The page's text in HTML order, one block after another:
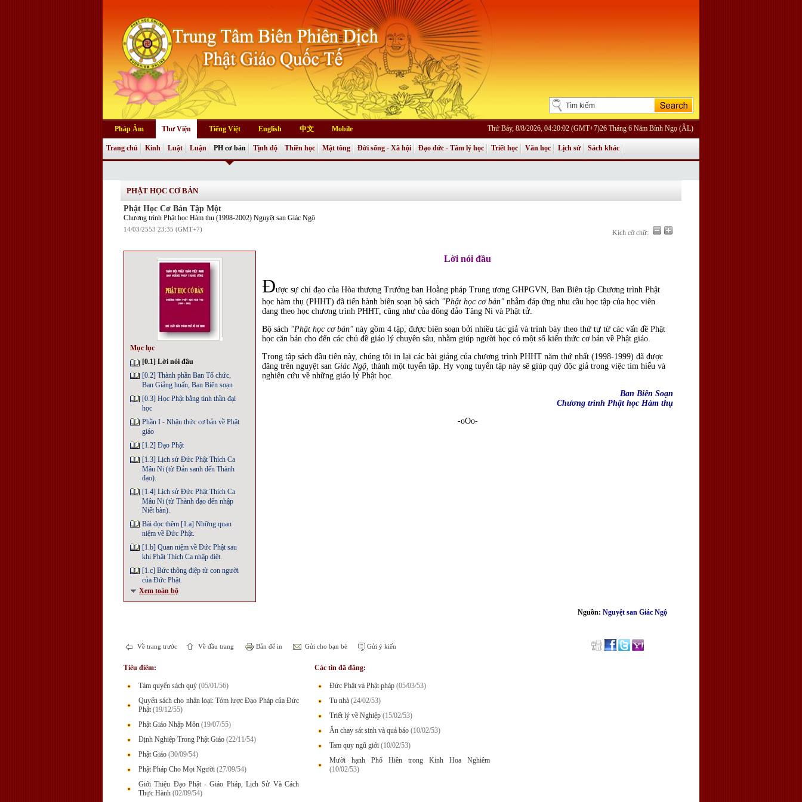
Pháp Âm Thư Viện Tiếng Việt English 中文 Mobile Thứ Bảy, 8/8/2026, 04:20:02 (GMT+7)26 Tháng 6 Năm Bính Ngọ (ÂL)
Trang chủ Kinh Luật Luận PH cơ bản Tịnh độ Thiền học Mật tông Đời sống - Xã hội Đạo đức - Tâm lý học Triết học Văn học Lịch sử Sách khác
PHẬT HỌC CƠ BẢN
Phật Học Cơ Bản Tập Một
Chương trình Phật học Hàm thụ (1998-2002) Nguyệt san Giác Ngộ
14/03/2553 23:35 (GMT+7) Kích cỡ chữ:
Mục lục
[0.1] Lời nói đầu
[0.2] Thành phần Ban Tổ chức,
Ban Giảng huấn, Ban Biên soạn
[0.3] Học Phật bằng tinh thần đại
học
Phần I - Nhận thức cơ bản về Phật
giáo
[1.2] Ðạo Phật
[1.3] Lịch sử Ðức Phật Thích Ca
Mâu Ni (từ Ðản sanh đến Thành
đạo).
[1.4] Lịch sử Ðức Phật Thích Ca
Mâu Ni (từ Thành đạo đến nhập
Niết bàn).
Bài đọc thêm [1.a] Những quan
niệm về Ðức Phật.
[1.b] Quan niệm về Ðức Phật sau
khi Phật Thích Ca nhập diệt.
[1.c] Bức thông điệp từ con người
của Ðức Phật.
Xem toàn bộ
Lời nói đầu
Ðược sự chỉ đạo của Hòa thượng Trưởng ban Hoằng pháp Trung ương GHPGVN, Ban Biên tập Chương trình Phật
học hàm thụ (PHHT) đã tiến hành biên soạn bộ sách "Phật học cơ bản" nhằm đáp ứng nhu cầu học tập của học viên
đang theo học chương trình PHHT, cũng như của đông đảo Tăng Ni và Phật tử.
Bộ sách "Phật học cơ bản" này gồm 4 tập, được biên soạn bởi nhiều tác giả và trình bày theo thứ tự từ các vấn đề Phật
học căn bản cho đến các chủ đề giáo lý chuyên sâu, nhằm giúp người học có một số kiến thức cơ bản về Phật giáo.
Trong tập sách đầu tiên này, chúng tôi in lại các bài giảng của chương trình PHHT năm thứ nhất (1998-1999) đã được
đăng trên nguyệt san Giác Ngộ, thành một tuyển tập. Hy vọng tuyển tập này sẽ giúp quý độc giả trong việc tìm hiểu và
nghiên cứu về những giáo lý Phật học.
Ban Biên Soạn
Chương trình Phật học Hàm thụ
-oOo-
Nguồn:Nguyệt san Giác Ngộ
Về trang trước Về đầu trang Bản để in Gửi cho bạn bè Gửi ý kiến
Tiêu điểm:
Tám quyển sách quý (05/01/56)
Quyển sách cho nhân loại: Tóm lược Đạo Pháp của Đức
Phật (19/12/55)
Phật Giáo Nhập Môn (19/07/55)
Định Nghiệp Trong Phật Giáo (22/11/54)
Phật Giáo (30/09/54)
Phật Pháp Cho Mọi Người (27/09/54)
Giới Thiệu Đạo Phật - Giáo Pháp, Lịch Sử Và Cách
Thực Hành (02/09/54)
Các tin đã đăng:
Đức Phật và Phật pháp (05/03/53)
Tu nhà (24/02/53)
Triết lý về Nghiệp (15/02/53)
Ăn chay sát sinh và quả báo (10/02/53)
Tam quy ngũ giới (10/02/53)
Mười hạnh Phổ Hiền trong Kinh Hoa Nghiêm
(10/02/53)